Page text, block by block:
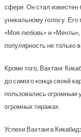
сфере. Он стал известен
уникальному голосу. Его
«Моя любовь» и
популярность не только
Кроме того, Вахтанг
до самого конца своей
пользовались огромным
огромных тиражах.
Успехи Вахтанга